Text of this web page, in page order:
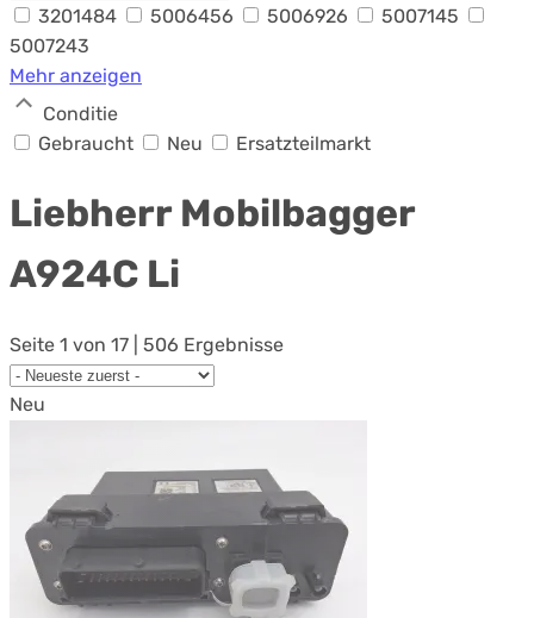
3201484
5006456 5006926
5007145
5007243
Mehr anzeigen
Conditie
Gebraucht
Neu Ersatzteilmarkt
Liebherr Mobilbagger
A924C Li
Seite 1 von 17 | 506 Ergebnisse
Neu